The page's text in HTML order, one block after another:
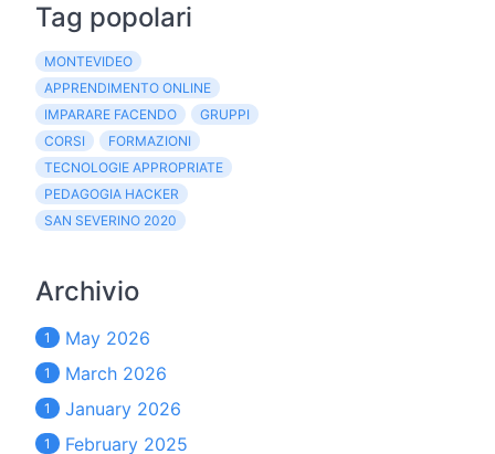
Tag popolari
MONTEVIDEO
APPRENDIMENTO ONLINE
IMPARARE FACENDO
GRUPPI
CORSI
FORMAZIONI
TECNOLOGIE APPROPRIATE
PEDAGOGIA HACKER
SAN SEVERINO 2020
Archivio
1 May 2026
1 March 2026
1 January 2026
1 February 2025